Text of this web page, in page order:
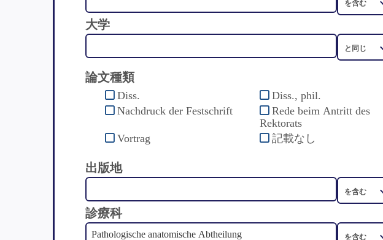
大学
論文種類
Diss. Diss., phil.
Nachdruck der Festschrift
Rede beim Antritt des
Rektorats
Vortrag
記載なし
出版地
診療科